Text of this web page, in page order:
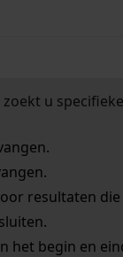
u
resultaten die
het begin en